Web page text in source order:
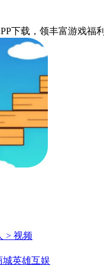
下载 ，领丰富游戏福利
> 视频
城英雄互娱